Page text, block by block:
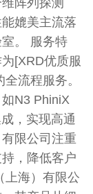
阵列探测
媲美主流落
。 服务特
[XRD优质服
流程服务。
N3 PhiniX
，实现高通
限公司注重
，降低客户
上海）有限公